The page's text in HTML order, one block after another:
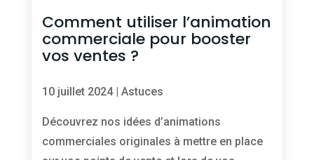
Comment utiliser l’animation
commerciale pour booster
vos ventes ?
10 juillet 2024| Astuces
Découvrez nos idées d’animations
commerciales originales à mettre en place